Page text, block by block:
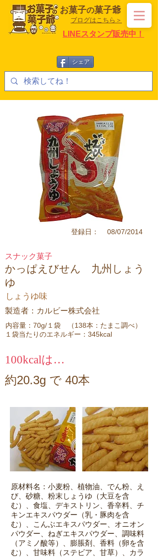
お菓子の菓子爺
ブログはこちら＞
シェア
LINEスタンプ販売中！
登録日： 08/07/2014
スナック菓子
かっぱえびせん 九州しょう
ゆ
しょうゆ味
製造者：カルビー株式会社
内容量：70g/１袋 （138本：たまこ調べ）
１袋当たりのエネルギー：345kcal
100kcalは…
約20.3g で 40本
原材料名：小麦粉、植物油、でん粉、え
び、砂糖、粉末しょうゆ（大豆を含
む）、食塩、デキストリン、香辛料、チ
キンエキスパウダー（乳・豚肉を含
む）、こんぶエキスパウダー、オニオン
パウダー、ねぎエキスパウダー、調味料
（アミノ酸等）、膨脹剤、香料（卵を含
む）、甘味料（ステビア、甘草）、カラ